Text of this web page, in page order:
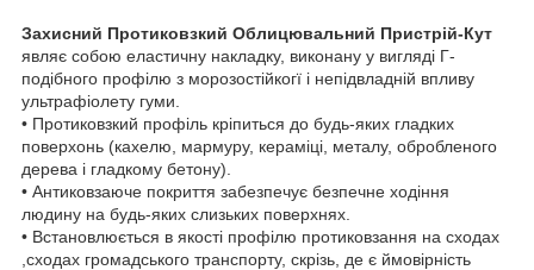
Захисний Протиковзкий Облицювальний Пристрій-Кут
являє собою еластичну накладку, виконану у вигляді Г-
подібного профілю з морозостійкогї і непідвладній впливу
ультрафіолету гуми.
• Протиковзкий профіль кріпиться до будь-яких гладких
поверхонь (кахелю, мармуру, кераміці, металу, обробленого
дерева і гладкому бетону).
• Антиковзаюче покриття забезпечує безпечне ходіння
людину на будь-яких слизьких поверхнях.
• Встановлюється в якості профілю протиковзання на сходах
,сходах громадського транспорту, скрізь, де є ймовірність